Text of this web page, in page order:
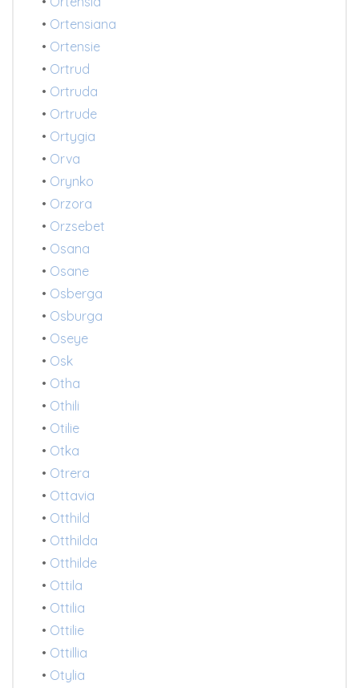
• Ortensiana
• Ortensie
• Ortrud
• Ortruda
• Ortrude
• Ortygia
• Orva
• Orynko
• Orzora
• Orzsebet
• Osana
• Osane
• Osberga
• Osburga
• Oseye
• Osk
• Otha
• Othili
• Otilie
• Otka
• Otrera
• Ottavia
• Otthild
• Otthilda
• Otthilde
• Ottila
• Ottilia
• Ottilie
• Ottillia
• Otylia